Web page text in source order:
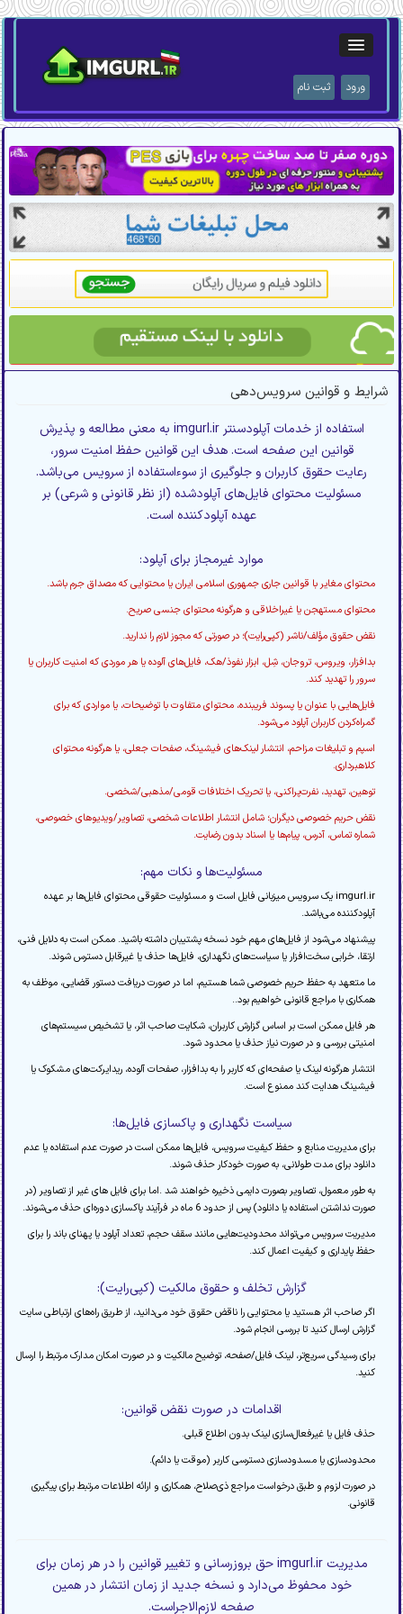
ورود ثبت نام
شرایط و قوانین سرویس‌دهی
استفاده از خدمات آپلودسنتر imgurl.ir به معنی مطالعه و پذیرش
قوانین این صفحه است. هدف این قوانین حفظ امنیت سرور،
رعایت حقوق کاربران و جلوگیری از سوءاستفاده از سرویس می‌باشد.
مسئولیت محتوای فایل‌های آپلودشده (از نظر قانونی و شرعی) بر
عهده آپلودکننده است.
موارد غیرمجاز برای آپلود:
محتوای مغایر با قوانین جاری جمهوری اسلامی ایران یا محتوایی که مصداق جرم باشد.
محتوای مستهجن یا غیراخلاقی و هرگونه محتوای جنسی صریح.
نقض حقوق مؤلف/ناشر (کپی‌رایت)؛ در صورتی که مجوز لازم را ندارید.
بدافزار، ویروس، تروجان، شِل، ابزار نفوذ/هک، فایل‌های آلوده یا هر موردی که امنیت کاربران یا
سرور را تهدید کند.
فایل‌هایی با عنوان یا پسوند فریبنده، محتوای متفاوت با توضیحات، یا مواردی که برای
گمراه‌کردن کاربران آپلود می‌شود.
اسپم و تبلیغات مزاحم، انتشار لینک‌های فیشینگ، صفحات جعلی، یا هرگونه محتوای
کلاهبرداری.
توهین، تهدید، نفرت‌پراکنی، یا تحریک اختلافات قومی/مذهبی/شخصی.
نقض حریم خصوصی دیگران؛ شامل انتشار اطلاعات شخصی، تصاویر/ویدیوهای خصوصی،
شماره تماس، آدرس، پیام‌ها یا اسناد بدون رضایت.
مسئولیت‌ها و نکات مهم:
imgurl.ir یک سرویس میزبانی فایل است و مسئولیت حقوقی محتوای فایل‌ها بر عهده
آپلودکننده می‌باشد.
پیشنهاد می‌شود از فایل‌های مهم خود نسخه پشتیبان داشته باشید. ممکن است به دلایل فنی،
ارتقا، خرابی سخت‌افزار یا سیاست‌های نگهداری، فایل‌ها حذف یا غیرقابل دسترس شوند.
ما متعهد به حفظ حریم خصوصی شما هستیم، اما در صورت دریافت دستور قضایی، موظف به
همکاری با مراجع قانونی خواهیم بود..
هر فایل ممکن است بر اساس گزارش کاربران، شکایت صاحب اثر، یا تشخیص سیستم‌های
امنیتی بررسی و در صورت نیاز حذف یا محدود شود.
انتشار هرگونه لینک یا صفحه‌ای که کاربر را به بدافزار، صفحات آلوده، ریدایرکت‌های مشکوک یا
فیشینگ هدایت کند ممنوع است.
سیاست نگهداری و پاکسازی فایل‌ها:
برای مدیریت منابع و حفظ کیفیت سرویس، فایل‌ها ممکن است در صورت عدم استفاده یا عدم
دانلود برای مدت طولانی، به صورت خودکار حذف شوند.
به طور معمول، تصاویر بصورت دایمی ذخیره خواهند شد .اما برای فایل های غیر از تصاویر (در
صورت نداشتن استفاده یا دانلود) پس از حدود 6 ماه در فرآیند پاکسازی دوره‌ای حذف می‌شوند.
مدیریت سرویس می‌تواند محدودیت‌هایی مانند سقف حجم، تعداد آپلود یا پهنای باند را برای
حفظ پایداری و کیفیت اعمال کند.
گزارش تخلف و حقوق مالکیت (کپی‌رایت):
اگر صاحب اثر هستید یا محتوایی را ناقض حقوق خود می‌دانید، از طریق راه‌های ارتباطی سایت
گزارش ارسال کنید تا بررسی انجام شود.
برای رسیدگی سریع‌تر، لینک فایل/صفحه، توضیح مالکیت و در صورت امکان مدارک مرتبط را ارسال
کنید.
اقدامات در صورت نقض قوانین:
حذف فایل یا غیرفعال‌سازی لینک بدون اطلاع قبلی.
محدودسازی یا مسدودسازی دسترسی کاربر (موقت یا دائم).
در صورت لزوم و طبق درخواست مراجع ذی‌صلاح، همکاری و ارائه اطلاعات مرتبط برای پیگیری
قانونی.
مدیریت imgurl.ir حق بروزرسانی و تغییر قوانین را در هر زمان برای
خود محفوظ می‌دارد و نسخه جدید از زمان انتشار در همین
صفحه لازم‌الاجراست.